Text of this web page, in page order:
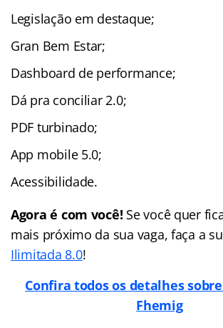
Legislação em destaque;
Gran Bem Estar;
Dashboard de performance;
Dá pra conciliar 2.0;
PDF turbinado;
App mobile 5.0;
Acessibilidade.
Agora é com você! Se você quer
mais próximo da sua vaga, faça a
Ilimitada 8.0!
Confira todos os detalhes
Fhemig